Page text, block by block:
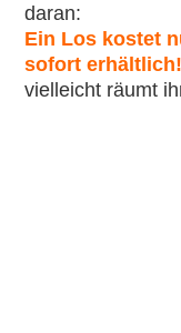
daran:
Ein Los kostet
sofort erhältlich!
vielleicht räumt